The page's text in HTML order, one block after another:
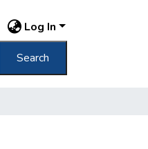
Log In
Search